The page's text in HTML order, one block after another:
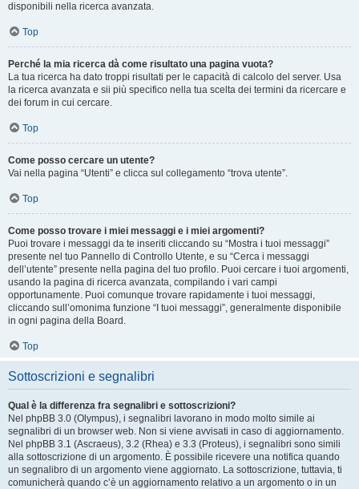
disponibili nella ricerca avanzata.
Top
Perché la mia ricerca dà come risultato una pagina vuota?
La tua ricerca ha dato troppi risultati per le capacità di calcolo del server. Usa
la ricerca avanzata e sii più specifico nella tua scelta dei termini da ricercare e
dei forum in cui cercare.
Top
Come posso cercare un utente?
Vai nella pagina “Utenti” e clicca sul collegamento “trova utente”.
Top
Come posso trovare i miei messaggi e i miei argomenti?
Puoi trovare i messaggi da te inseriti cliccando su “Mostra i tuoi messaggi”
presente nel tuo Pannello di Controllo Utente, e su “Cerca i messaggi
dell’utente” presente nella pagina del tuo profilo. Puoi cercare i tuoi argomenti,
usando la pagina di ricerca avanzata, compilando i vari campi
opportunamente. Puoi comunque trovare rapidamente i tuoi messaggi,
cliccando sull’omonima funzione “I tuoi messaggi”, generalmente disponibile
in ogni pagina della Board.
Top
Sottoscrizioni e segnalibri
Qual è la differenza fra segnalibri e sottoscrizioni?
Nel phpBB 3.0 (Olympus), i segnalibri lavorano in modo molto simile ai
segnalibri di un browser web. Non si viene avvisati in caso di aggiornamento.
Nel phpBB 3.1 (Ascraeus), 3.2 (Rhea) e 3.3 (Proteus), i segnalibri sono simili
alla sottoscrizione di un argomento. È possibile ricevere una notifica quando
un segnalibro di un argomento viene aggiornato. La sottoscrizione, tuttavia, ti
comunicherà quando c’è un aggiornamento relativo a un argomento o in un